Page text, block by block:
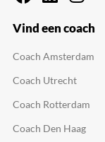
Vind een coach
Coach Amsterdam
Coach Utrecht
Coach Rotterdam
Coach Den Haag